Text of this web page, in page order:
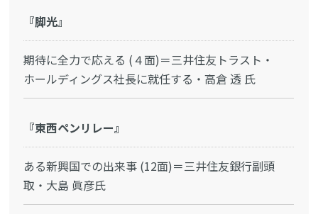
『脚光』
期待に全力で応える (４面)＝三井住友トラスト・
ホールディングス社長に就任する・高倉 透 氏
『東西ペンリレー』
ある新興国での出来事 (12面)＝三井住友銀行副頭
取・大島 眞彦氏